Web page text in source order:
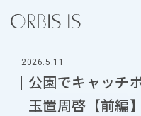
2026.5.11
公園でキャッ
玉置周啓【前編】